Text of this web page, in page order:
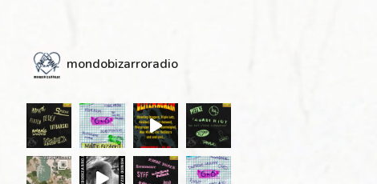
mondobizarroradio